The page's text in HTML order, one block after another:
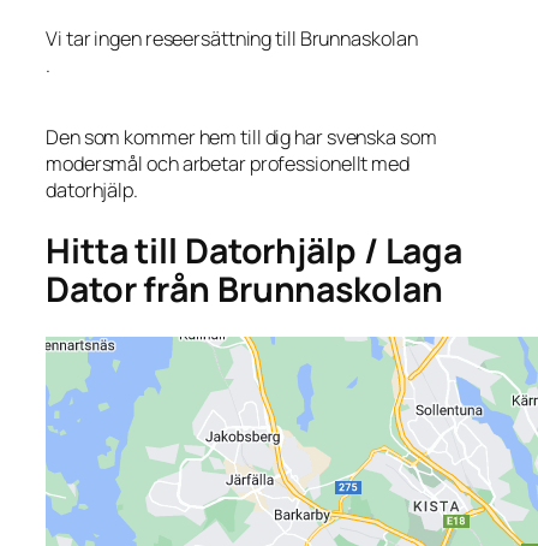
Vi tar ingen reseersättning till Brunnaskolan
.
Den som kommer hem till dig har svenska som
modersmål och arbetar professionellt med
datorhjälp.
Hitta till Datorhjälp / Laga
Dator från Brunnaskolan